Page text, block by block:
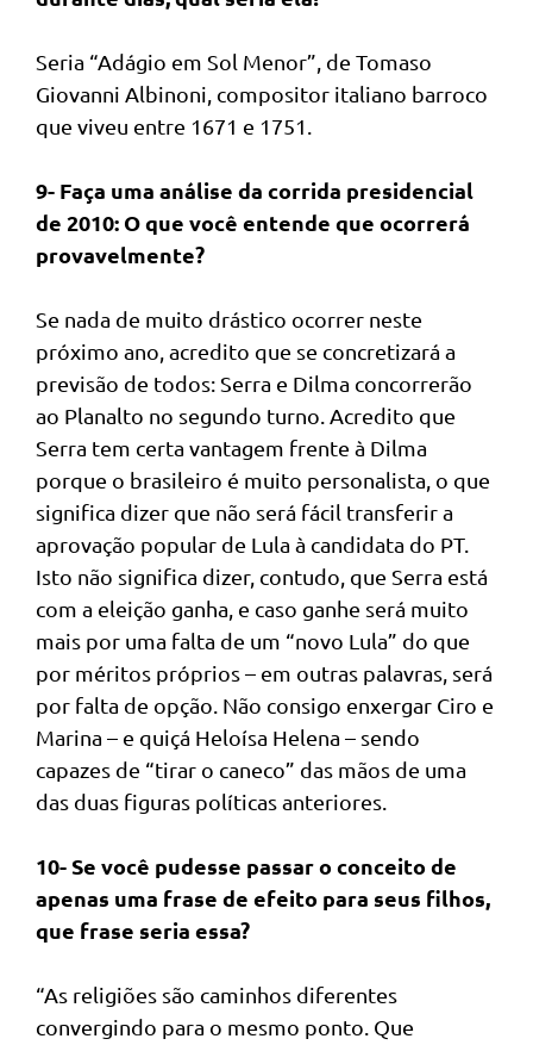
Seria “Adágio em Sol Menor”, de Tomaso
Giovanni Albinoni, compositor italiano barroco
que viveu entre 1671 e 1751.
9- Faça uma análise da corrida presidencial
de 2010: O que você entende que ocorrerá
provavelmente?
Se nada de muito drástico ocorrer neste
próximo ano, acredito que se concretizará a
previsão de todos: Serra e Dilma concorrerão
ao Planalto no segundo turno. Acredito que
Serra tem certa vantagem frente à Dilma
porque o brasileiro é muito personalista, o que
significa dizer que não será fácil transferir a
aprovação popular de Lula à candidata do PT.
Isto não significa dizer, contudo, que Serra está
com a eleição ganha, e caso ganhe será muito
mais por uma falta de um “novo Lula” do que
por méritos próprios – em outras palavras, será
por falta de opção. Não consigo enxergar Ciro e
Marina – e quiçá Heloísa Helena – sendo
capazes de “tirar o caneco” das mãos de uma
das duas figuras políticas anteriores.
10- Se você pudesse passar o conceito de
apenas uma frase de efeito para seus filhos,
que frase seria essa?
“As religiões são caminhos diferentes
convergindo para o mesmo ponto. Que